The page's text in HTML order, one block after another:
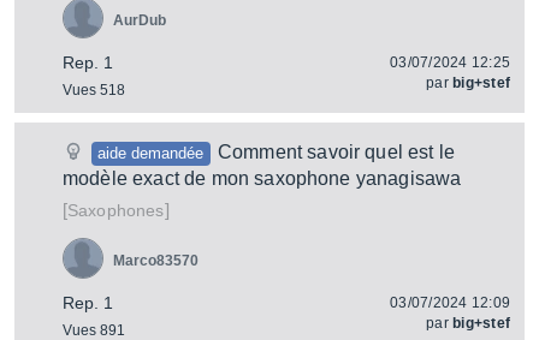
Rep. 1
Vues 518
AurDub
03/07/2024 12:25
par big+stef
aide demandée
Comment savoir quel est le
modèle exact de mon saxophone yanagisawa
[Saxophones]
Rep. 1
Vues 891
Marco83570
03/07/2024 12:09
par big+stef